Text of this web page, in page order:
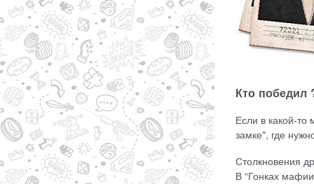
Кто победил
Если в какой-
замке", где
Столкновения
В “Гонках